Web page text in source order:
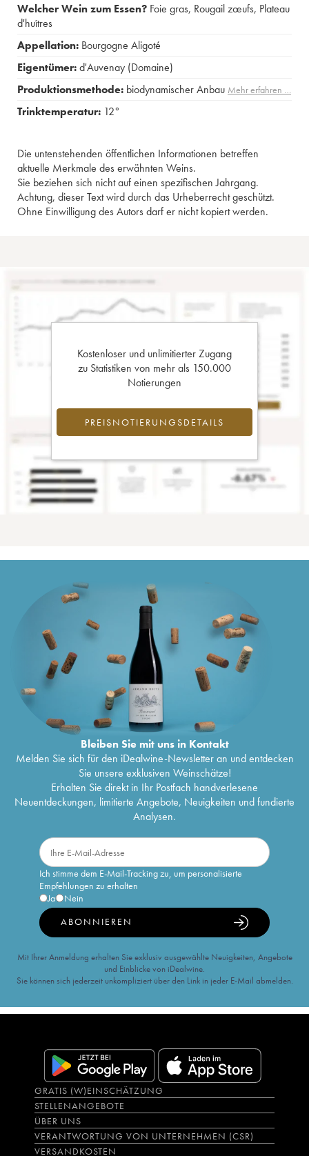
Welcher Wein zum Essen? Foie gras, Rougail zœufs, Plateau
d'huîtres
Appellation: Bourgogne Aligoté
Eigentümer:d'Auvenay (Domaine)
Produktionsmethode: biodynamischer Anbau Mehr erfahren …
Trinktemperatur: 12°
Die untenstehenden öffentlichen Informationen betreffen
aktuelle Merkmale des erwähnten Weins.
Sie beziehen sich nicht auf einen spezifischen Jahrgang.
Achtung, dieser Text wird durch das Urheberrecht geschützt.
Ohne Einwilligung des Autors darf er nicht kopiert werden.
Kostenloser und unlimitierter Zugang
zu Statistiken von mehr als 150.000
Notierungen
PREISNOTIERUNGSDETAILS
Bleiben Sie mit uns in Kontakt
Melden Sie sich für den iDealwine-Newsletter an und entdecken
Sie unsere exklusiven Weinschätze!
Erhalten Sie direkt in Ihr Postfach handverlesene
Neuentdeckungen, limitierte Angebote, Neuigkeiten und fundierte
Analysen.
Ich stimme dem E-Mail-Tracking zu, um personalisierte
Empfehlungen zu erhalten
Ja
Nein
ABONNIEREN
Mit Ihrer Anmeldung erhalten Sie exklusiv ausgewählte Neuigkeiten, Angebote
und Einblicke von iDealwine.
Sie können sich jederzeit unkompliziert über den Link in jeder E-Mail abmelden.
GRATIS (W)EINSCHÄTZUNG
STELLENANGEBOTE
ÜBER UNS
VERANTWORTUNG VON UNTERNEHMEN (CSR)
VERSANDKOSTEN